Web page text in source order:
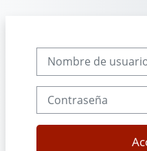
Nombre de usuario